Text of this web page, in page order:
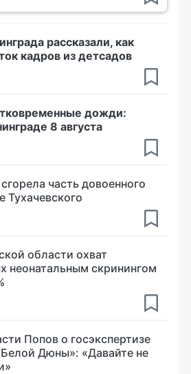
рассказали, как
кадров из детсадов
дожди:
8 августа
часть довоенного
Тухачевского
области охват
неонатальным скринингом
Попов о госэкспертизе
Дюны»: «Давайте не